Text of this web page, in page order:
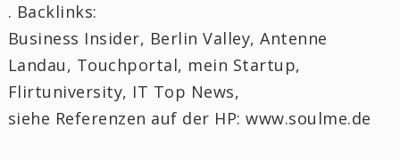
. Backlinks:
Business Insider, Berlin Valley, Antenne
Landau, Touchportal, mein Startup,
Flirtuniversity, IT Top News,
siehe Referenzen auf der HP: www.soulme.de